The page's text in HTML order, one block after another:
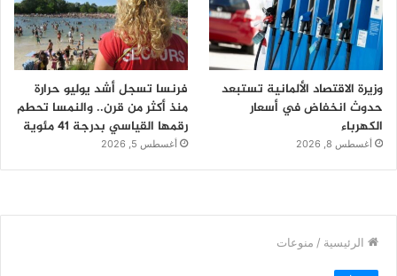
وزيرة الاقتصاد الألمانية تستبعد
حدوث انخفاض في أسعار
الكهرباء
أغسطس 8, 2026
فرنسا تسجل أشد يوليو حرارة
منذ أكثر من قرن.. والنمسا تحطم
رقمها القياسي بدرجة 41 مئوية
أغسطس 5, 2026